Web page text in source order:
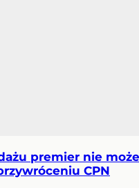
premier nie
CPN